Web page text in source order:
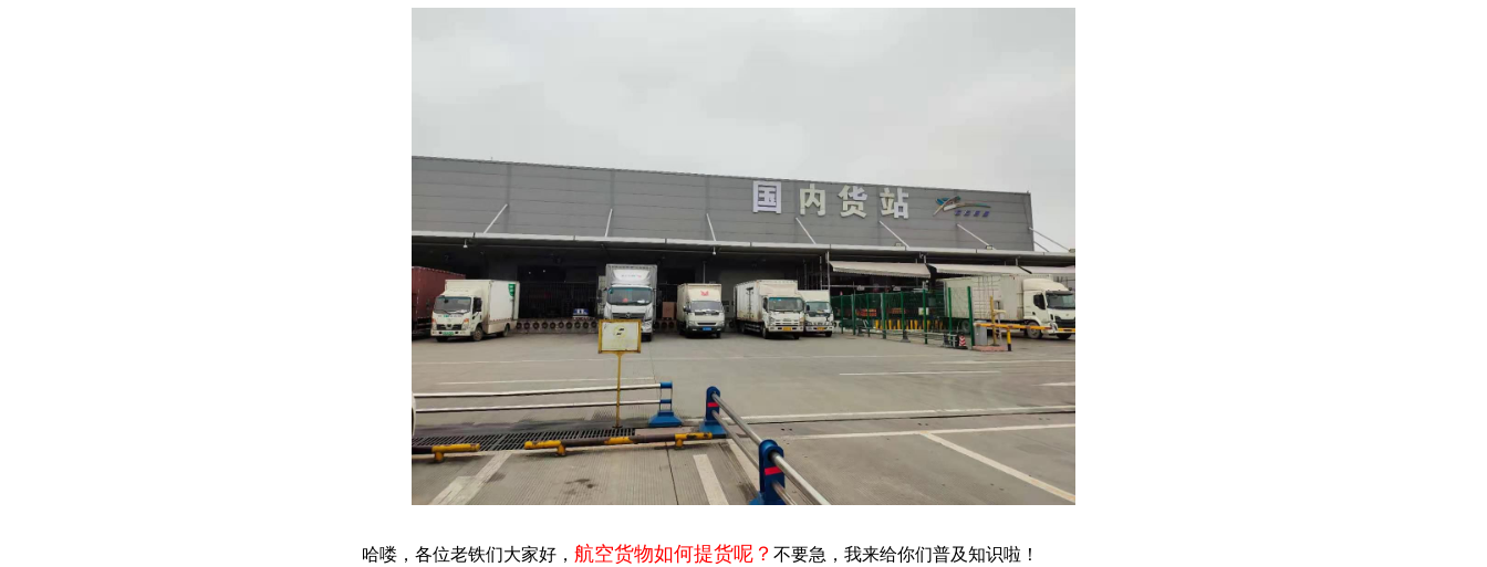
哈喽，各位老铁们大家好， 航空货物如何提货呢？ 不要急，我来给你们普及知识啦！